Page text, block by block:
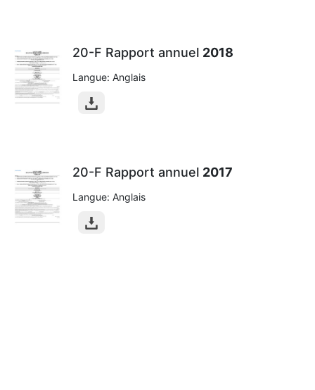
20-F Rapport annuel 2018
Langue: Anglais
20-F Rapport annuel 2017
Langue: Anglais